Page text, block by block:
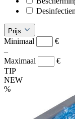
Prijs
Minimaal
€
–
Maximaal
€
TIP
NEW
%